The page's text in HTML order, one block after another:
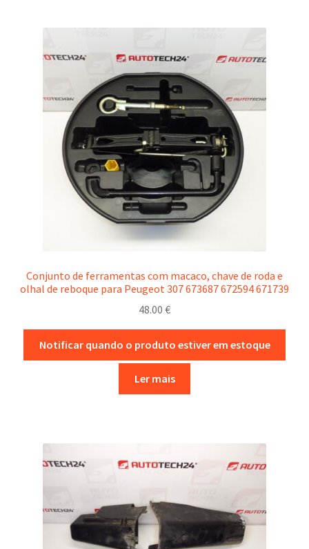
Conjunto de ferramentas com macaco, chave de roda e
olhal de reboque para Peugeot 307 673687 672594 671739
48.00 €
Notificar quando o produto estiver em estoque
Ler mais